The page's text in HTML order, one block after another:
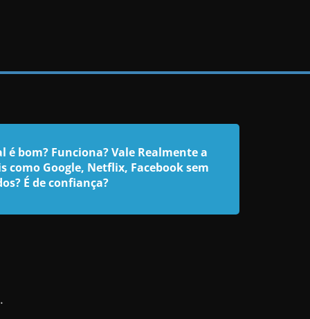
bom? Funciona? Vale Realmente a
como Google, Netflix, Facebook sem
É de confiança?